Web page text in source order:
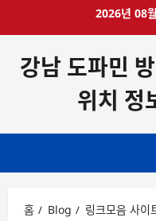
기
2026년 08
강남 도파민
위치 정
홈 Blog 링크모음 사이